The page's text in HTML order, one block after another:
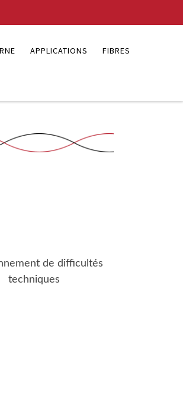
APPLICATIONS FIBRES
de difficultés
techniques